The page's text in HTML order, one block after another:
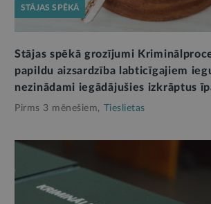
STĀJAS SPĒKĀ
Stājas spēkā grozījumi
papildu aizsardzība labticīgajiem
nezinādami iegādājušies izkrāptus
Pirms 3 mēnešiem, Tieslietas